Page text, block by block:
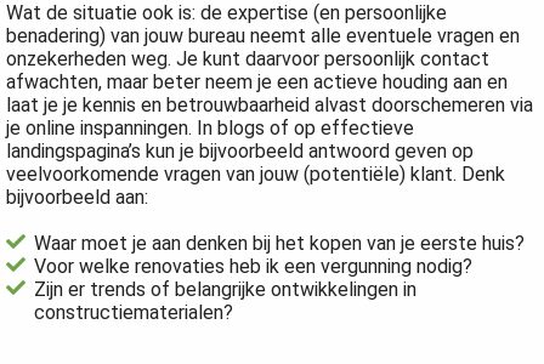
Wat de situatie ook is: de expertise (en persoonlijke
benadering) van jouw bureau neemt alle eventuele vragen en
onzekerheden weg. Je kunt daarvoor persoonlijk contact
afwachten, maar beter neem je een actieve houding aan en
laat je je kennis en betrouwbaarheid alvast doorschemeren via
je online inspanningen. In blogs of op effectieve
landingspagina’s kun je bijvoorbeeld antwoord geven op
veelvoorkomende vragen van jouw (potentiële) klant. Denk
bijvoorbeeld aan:
Waar moet je aan denken bij het kopen van je eerste huis?
Voor welke renovaties heb ik een vergunning nodig?
Zijn er trends of belangrijke ontwikkelingen in
constructiematerialen?